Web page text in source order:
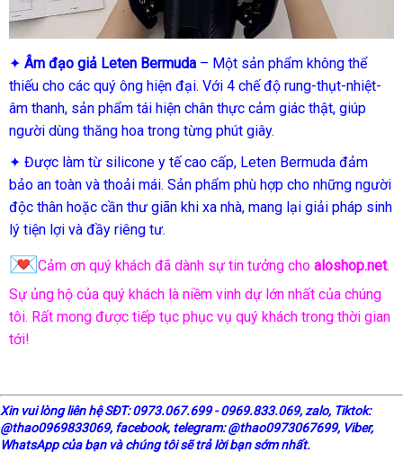
✦ Âm đạo giả Leten Bermuda – Một sản phẩm không thể
thiếu cho các quý ông hiện đại. Với 4 chế độ rung-thụt-nhiệt-
âm thanh, sản phẩm tái hiện chân thực cảm giác thật, giúp
người dùng thăng hoa trong từng phút giây.
✦ Được làm từ silicone y tế cao cấp, Leten Bermuda đảm
bảo an toàn và thoải mái. Sản phẩm phù hợp cho những người
độc thân hoặc cần thư giãn khi xa nhà, mang lại giải pháp sinh
lý tiện lợi và đầy riêng tư.
Cảm ơn quý khách đã dành sự tin tưởng cho aloshop.net.
Sự ủng hộ của quý khách là niềm vinh dự lớn nhất của chúng
tôi. Rất mong được tiếp tục phục vụ quý khách trong thời gian
tới!
Xin vui lòng liên hệ SĐT: 0973.067.699 - 0969.833.069, zalo, Tiktok:
@thao0969833069, facebook, telegram:@thao0973067699, Viber,
WhatsApp của bạn và chúng tôi sẽ trả lời bạn sớm nhất.